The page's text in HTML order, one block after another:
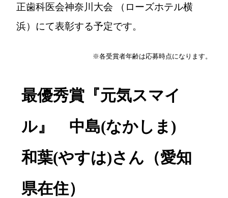
正歯科医会神奈川大会 （ローズホテル横
浜）にて表彰する予定です。
※各受賞者年齢は応募時点になります。
最優秀賞『元気スマイ
ル』 中島(なかしま)
和葉(やすは)さん（愛知
県在住）